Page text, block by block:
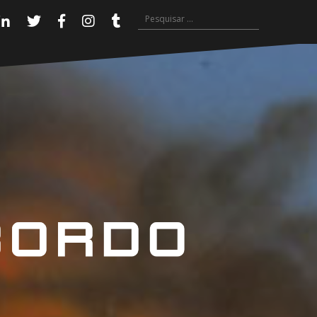
Twitter Instagram
Tumblr
Pesquisar
por: